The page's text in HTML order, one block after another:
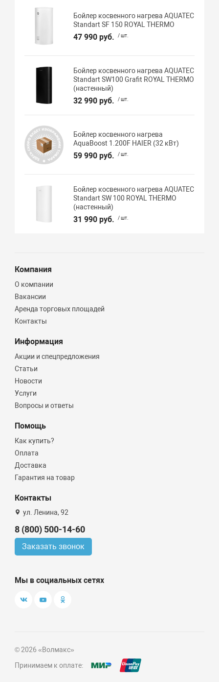
Бойлер косвенного нагрева AQUATEC
Standart SF 150 ROYAL THERMO
47 990 руб. / шт.
Бойлер косвенного нагрева AQUATEC
Standart SW100 Grafit ROYAL THERMO
(настенный)
32 990 руб. / шт.
Бойлер косвенного нагрева
AquaBoost 1.200F HAIER (32 кВт)
59 990 руб. / шт.
Бойлер косвенного нагрева AQUATEC
Standart SW 100 ROYAL THERMO
(настенный)
31 990 руб. / шт.
Компания
О компании
Вакансии
Аренда торговых площадей
Контакты
Информация
Акции и спецпредложения
Статьи
Новости
Услуги
Вопросы и ответы
Помощь
Как купить?
Оплата
Доставка
Гарантия на товар
Контакты
ул. Ленина, 92
8 (800) 500-14-60
Заказать звонок
Мы в социальных сетях
© 2026 «Волмакс»
Принимаем к оплате: